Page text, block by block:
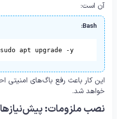
آن است:
Bash:
apt upgrade -y
این کار باعث رفع باگ‌های امنیتی
خواهد شد.
نصب ملزومات: